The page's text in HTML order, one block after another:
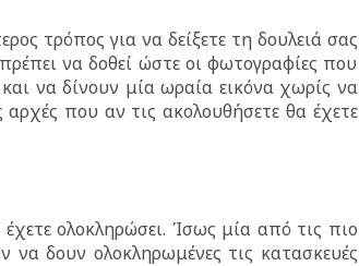
τρόπος για να δείξετε τη δουλειά σας
να δοθεί ώστε οι φωτογραφίες που
να δίνουν μία ωραία εικόνα χωρίς να
που αν τις ακολουθήσετε θα έχετε
ολοκληρώσει. Ίσως μία από τις πιο
να δουν ολοκληρωμένες τις κατασκευές